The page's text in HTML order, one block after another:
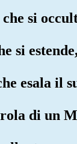
che si
si
esala il
di un